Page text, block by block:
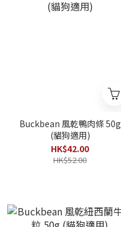
Buckbean 風乾鴨肉條 50g
(貓狗適用)
HK$42.00
HK$52.00